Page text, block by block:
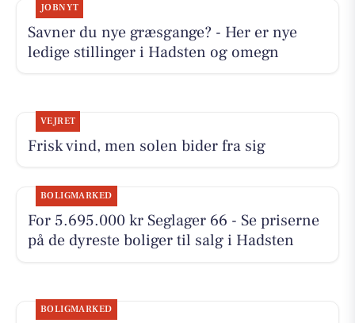
JOBNYT
Savner du nye græsgange? - Her er nye
ledige stillinger i Hadsten og omegn
VEJRET
Frisk vind, men solen bider fra sig
BOLIGMARKED
For 5.695.000 kr Seglager 66 - Se priserne
på de dyreste boliger til salg i Hadsten
BOLIGMARKED